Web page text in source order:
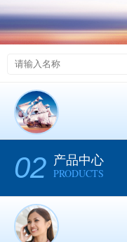
02 产品中心
PRODUCTS